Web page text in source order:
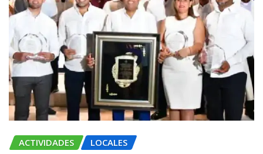
ACTIVIDADES LOCALES